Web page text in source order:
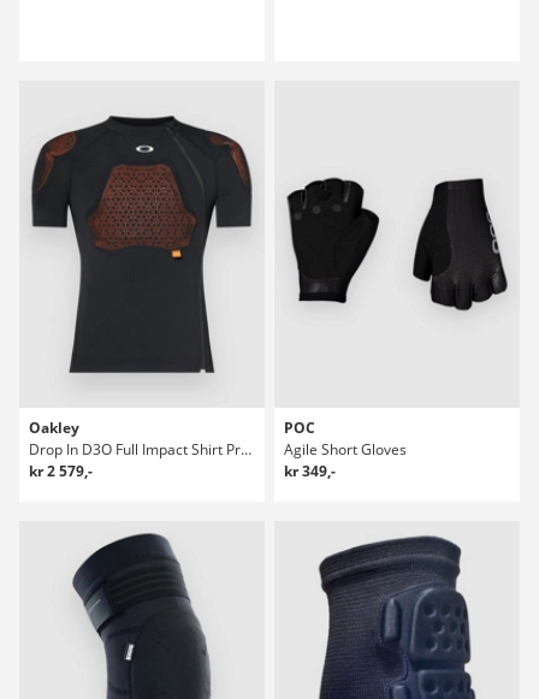
Oakley
Drop In D3O Full Impact Shirt Protection Top
kr 2 579,-
POC
Agile Short Gloves
kr 349,-